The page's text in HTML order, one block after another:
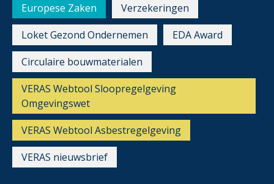
Europese Zaken
Verzekeringen
Loket Gezond Ondernemen
EDA Award
Circulaire bouwmaterialen
VERAS Webtool Sloopregelgeving
Omgevingswet
VERAS Webtool Asbestregelgeving
VERAS nieuwsbrief